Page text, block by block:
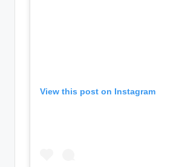
View this post on Instagram